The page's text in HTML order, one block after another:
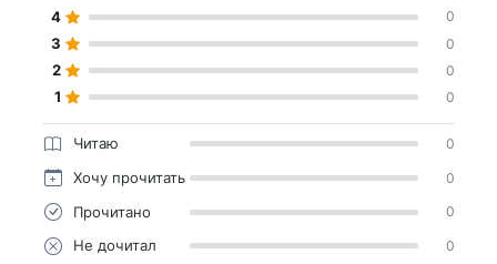
4 0
3 0
2 0
1 0
Читаю 0
Хочу прочитать 0
Прочитано 0
Не дочитал 0